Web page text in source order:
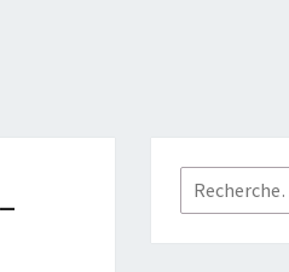
Rechercher :